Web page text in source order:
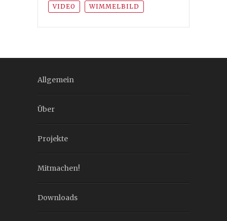
VIDEO WIMMELBILD
Allgemein
Über
Projekte
Mitmachen!
Downloads